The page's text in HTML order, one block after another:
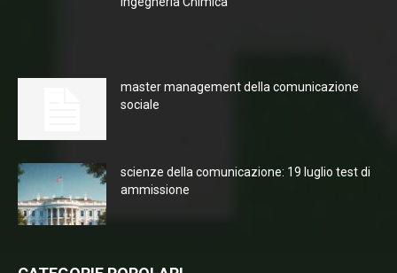
master management della comunicazione
sociale
scienze della comunicazione: 19 luglio test di
ammissione